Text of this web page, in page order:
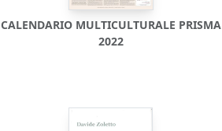
CALENDARIO MULTICULTURALE PRISMA
2022